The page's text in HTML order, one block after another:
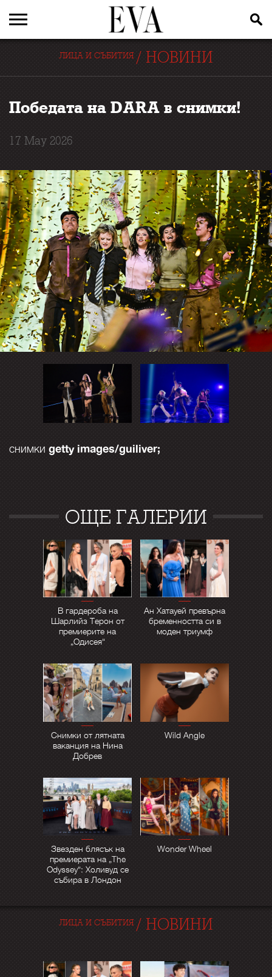
ЛИЦА И СЪБИТИЯ / НОВИНИ
Победата на DARA в снимки!
17 May 2026
снимки getty images/guiliver;
ОЩЕ ГАЛЕРИИ
В гардероба на
Шарлийз Терон от
премиерите на
„Одисея“
Ан Хатауей превърна
бременността си в
моден триумф
Снимки от лятната
ваканция на Нина
Добрев
Wild Angle
Звезден блясък на
премиерата на „The
Odyssey“: Холивуд се
събира в Лондон
Wonder Wheel
ЛИЦА И СЪБИТИЯ / НОВИНИ